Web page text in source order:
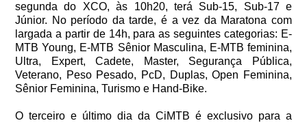
segunda do XCO, às 10h20, terá Sub-15, Sub-17 e
Júnior. No período da tarde, é a vez da Maratona com
largada a partir de 14h, para as seguintes categorias: E-
MTB Young, E-MTB Sênior Masculina, E-MTB feminina,
Ultra, Expert, Cadete, Master, Segurança Pública,
Veterano, Peso Pesado, PcD, Duplas, Open Feminina,
Sênior Feminina, Turismo e Hand-Bike.
O terceiro e último dia da CiMTB é exclusivo para a